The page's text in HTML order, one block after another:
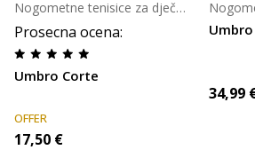
Prosecna ocena:
Umbro Corte
Nogometne tenisice za dječake
OFFER
17,50 €
34,99